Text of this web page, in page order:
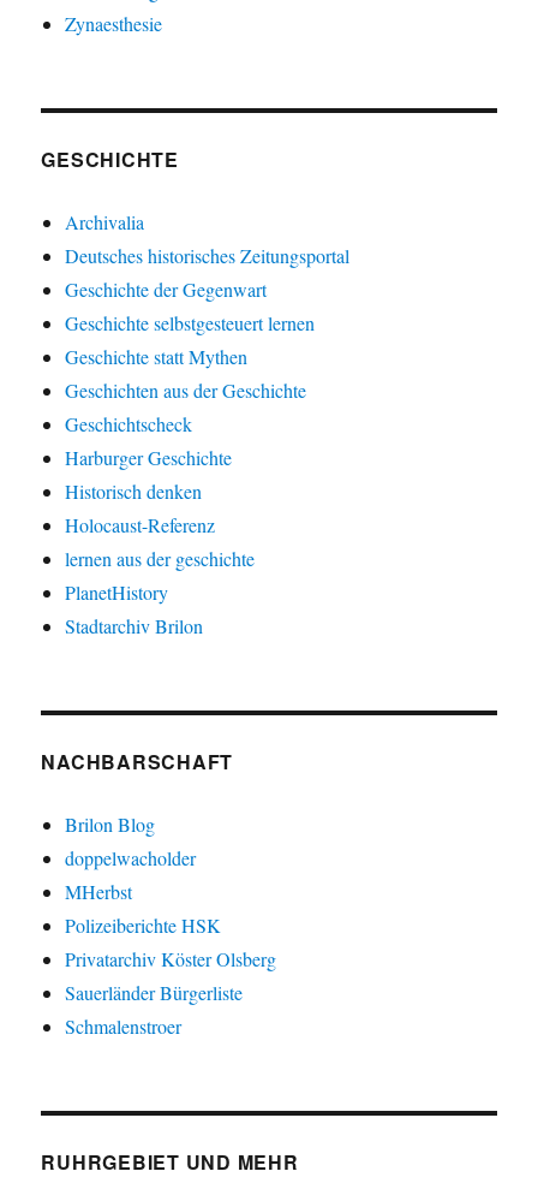
Zynaesthesie
GESCHICHTE
Archivalia
Deutsches historisches Zeitungsportal
Geschichte der Gegenwart
Geschichte selbstgesteuert lernen
Geschichte statt Mythen
Geschichten aus der Geschichte
Geschichtscheck
Harburger Geschichte
Historisch denken
Holocaust-Referenz
lernen aus der geschichte
PlanetHistory
Stadtarchiv Brilon
NACHBARSCHAFT
Brilon Blog
doppelwacholder
MHerbst
Polizeiberichte HSK
Privatarchiv Köster Olsberg
Sauerländer Bürgerliste
Schmalenstroer
RUHRGEBIET UND MEHR